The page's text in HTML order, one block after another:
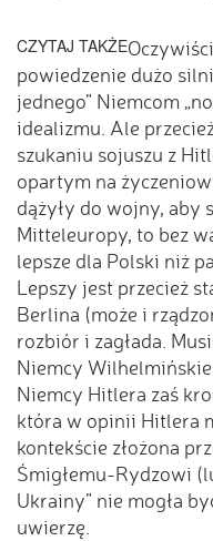
CZYTAJ TAKŻE
powiedzenie dużo
jednego” Niemcom
idealizmu. Ale
szukaniu sojuszu z
opartym na
dążyły do wojny, aby
Mitteleuropy, to bez
lepsze dla Polski niż
Lepszy jest przecież
Berlina (może i
rozbiór i zagłada.
Niemcy
Niemcy Hitlera zaś
która w opinii Hitlera
kontekście złożona
Śmigłemu-Rydzowi
Ukrainy” nie mogła
uwierzę.